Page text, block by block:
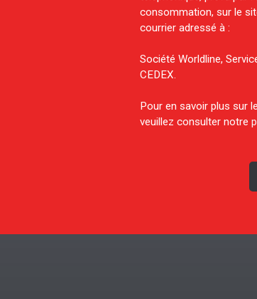
consommation, sur le
courrier adressé à :
Société Worldline,
CEDEX.
Pour en savoir plus sur
veuillez consulter notre